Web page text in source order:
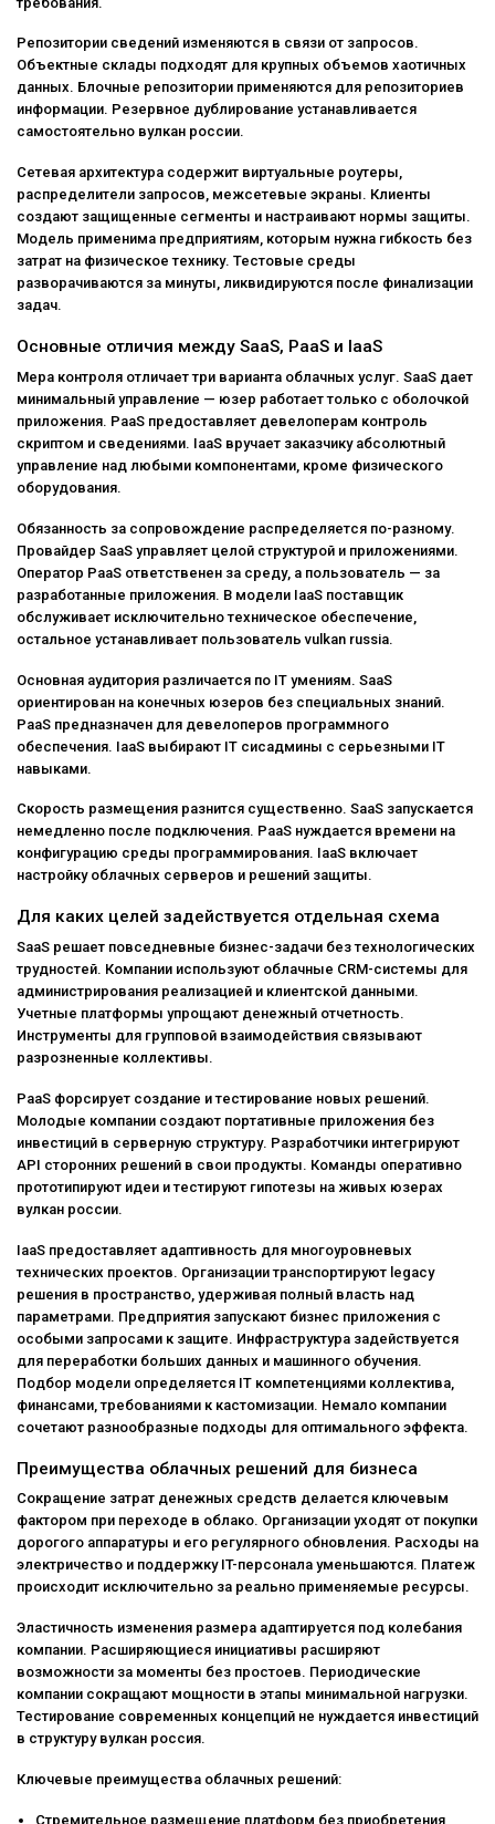
Репозитории сведений изменяются в связи от запросов.
Объектные склады подходят для крупных объемов хаотичных
данных. Блочные репозитории применяются для репозиториев
информации. Резервное дублирование устанавливается
самостоятельно вулкан россии.
Сетевая архитектура содержит виртуальные роутеры,
распределители запросов, межсетевые экраны. Клиенты
создают защищенные сегменты и настраивают нормы защиты.
Модель применима предприятиям, которым нужна гибкость без
затрат на физическое технику. Тестовые среды
разворачиваются за минуты, ликвидируются после финализации
задач.
Основные отличия между SaaS, PaaS и IaaS
Мера контроля отличает три варианта облачных услуг. SaaS дает
минимальный управление — юзер работает только с оболочкой
приложения. PaaS предоставляет девелоперам контроль
скриптом и сведениями. IaaS вручает заказчику абсолютный
управление над любыми компонентами, кроме физического
оборудования.
Обязанность за сопровождение распределяется по-разному.
Провайдер SaaS управляет целой структурой и приложениями.
Оператор PaaS ответственен за среду, а пользователь — за
разработанные приложения. В модели IaaS поставщик
обслуживает исключительно техническое обеспечение,
остальное устанавливает пользователь vulkan russia.
Основная аудитория различается по IT умениям. SaaS
ориентирован на конечных юзеров без специальных знаний.
PaaS предназначен для девелоперов программного
обеспечения. IaaS выбирают IT сисадмины с серьезными IT
навыками.
Скорость размещения разнится существенно. SaaS запускается
немедленно после подключения. PaaS нуждается времени на
конфигурацию среды программирования. IaaS включает
настройку облачных серверов и решений защиты.
Для каких целей задействуется отдельная схема
SaaS решает повседневные бизнес-задачи без технологических
трудностей. Компании используют облачные CRM-системы для
администрирования реализацией и клиентской данными.
Учетные платформы упрощают денежный отчетность.
Инструменты для групповой взаимодействия связывают
разрозненные коллективы.
PaaS форсирует создание и тестирование новых решений.
Молодые компании создают портативные приложения без
инвестиций в серверную структуру. Разработчики интегрируют
API сторонних решений в свои продукты. Команды оперативно
прототипируют идеи и тестируют гипотезы на живых юзерах
вулкан россии.
IaaS предоставляет адаптивность для многоуровневых
технических проектов. Организации транспортируют legacy
решения в пространство, удерживая полный власть над
параметрами. Предприятия запускают бизнес приложения с
особыми запросами к защите. Инфраструктура задействуется
для переработки больших данных и машинного обучения.
Подбор модели определяется IT компетенциями коллектива,
финансами, требованиями к кастомизации. Немало компании
сочетают разнообразные подходы для оптимального эффекта.
Преимущества облачных решений для бизнеса
Сокращение затрат денежных средств делается ключевым
фактором при переходе в облако. Организации уходят от покупки
дорогого аппаратуры и его регулярного обновления. Расходы на
электричество и поддержку IT-персонала уменьшаются. Платеж
происходит исключительно за реально применяемые ресурсы.
Эластичность изменения размера адаптируется под колебания
компании. Расширяющиеся инициативы расширяют
возможности за моменты без простоев. Периодические
компании сокращают мощности в этапы минимальной нагрузки.
Тестирование современных концепций не нуждается инвестиций
в структуру вулкан россия.
Ключевые преимущества облачных решений:
Стремительное размещение платформ без приобретения